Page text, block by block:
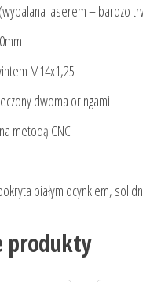
laserem – bardzo
M14x1,25
dwoma oringami
metodą CNC
białym ocynkiem,
produkty